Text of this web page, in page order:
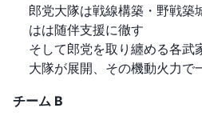
郎党大隊は戦線構築・野戦築
はは随伴支援に徹す
そして郎党を取り纏める各武
大隊が展開、その機動火力で
チーム B